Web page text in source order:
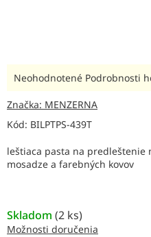
Kód: BILPTPS-439T
Skladom (2 ks)
Možnosti doručenia
leštiaca pasta na predleštenie
mosadze a farebných kovov
Priemerné
produktu
0,0
5
hviezdičiek.
Neohodnotené Podrobnosti
Značka: MENZERNA